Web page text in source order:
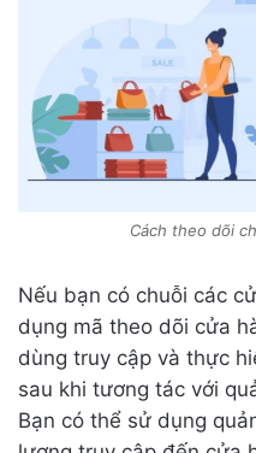
Cách theo dõi
Nếu bạn có chuỗi các
dụng mã theo dõi cửa
dùng truy cập và thực
sau khi tương tác với
Bạn có thể sử dụng